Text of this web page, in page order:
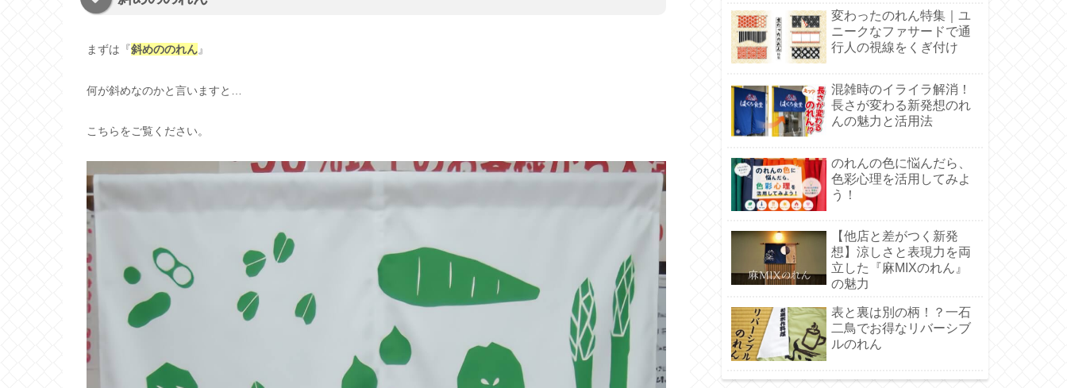
まずは『斜めののれん』
何が斜めなのかと言いますと…
こちらをご覧ください。
変わったのれん特集｜ユ
ニークなファサードで通
行人の視線をくぎ付け
混雑時のイライラ解消！
長さが変わる新発想のれ
んの魅力と活用法
のれんの色に悩んだら、
色彩心理を活用してみよ
う！
【他店と差がつく新発
想】涼しさと表現力を両
立した『麻MIXのれん』
の魅力
表と裏は別の柄！？一石
二鳥でお得なリバーシブ
ルのれん